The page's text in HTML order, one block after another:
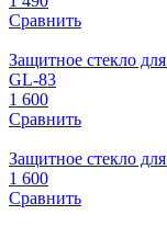
Сравнить
Защитное стекло
GL-83
1 600
Сравнить
Защитное стекло
1 600
Сравнить